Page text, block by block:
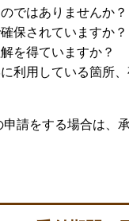
ではありませんか？
保されていますか？
を得ていますか？
利用している箇所
をする場合は、承